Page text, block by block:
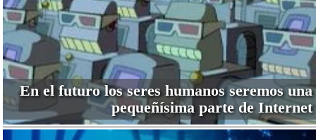
En el futuro los seres humanos seremos una
pequeñísima parte de Internet